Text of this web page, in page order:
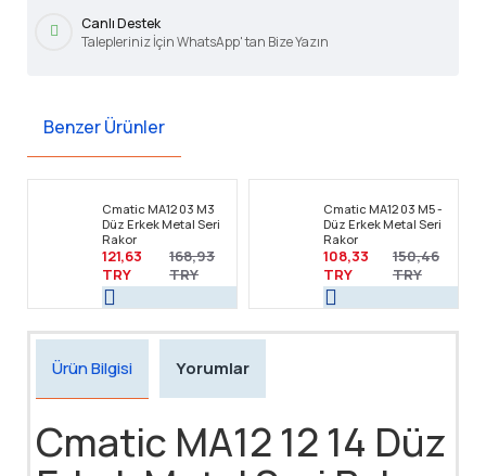
Canlı Destek
Talepleriniz İçin WhatsApp' tan Bize Yazın
Benzer Ürünler
Cmatic MA12 03 M3
Düz Erkek Metal Seri
Rakor
121,63
TRY
168,93
TRY
Cmatic MA12 03 M5 -
Düz Erkek Metal Seri
Rakor
108,33
TRY
150,46
TRY
Ürün Bilgisi Yorumlar
Cmatic MA12 12 14 Düz